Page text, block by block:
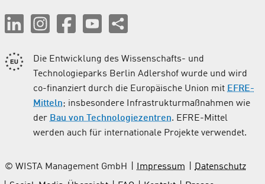
Die Entwicklung des Wissenschafts- und
Technologieparks Berlin Adlershof wurde und wird
co-finanziert durch die Europäische Union mit EFRE-
Mitteln; insbesondere Infrastrukturmaßnahmen wie
der Bau von Technologiezentren. EFRE-Mittel
werden auch für internationale Projekte verwendet.
© WISTA Management GmbH Impressum
Datenschutz